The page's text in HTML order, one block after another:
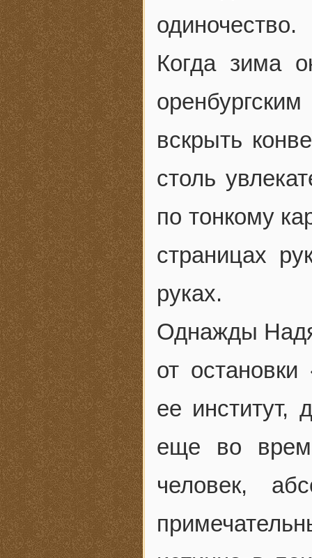
одиночество.
Когда зима
вскрыть
столь
по тонкому
страницах
руках.
Однажды
от остановки
ее
еще во
человек,